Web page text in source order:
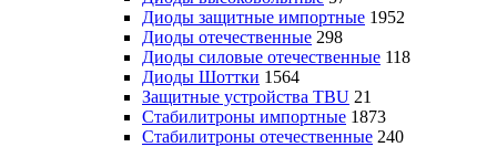
Диоды защитные импортные 1952
Диоды отечественные 298
Диоды силовые отечественные 118
Диоды Шоттки 1564
Защитные устройства TBU 21
Стабилитроны импортные 1873
Стабилитроны отечественные 240